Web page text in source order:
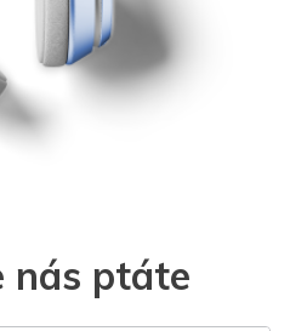
nás ptáte